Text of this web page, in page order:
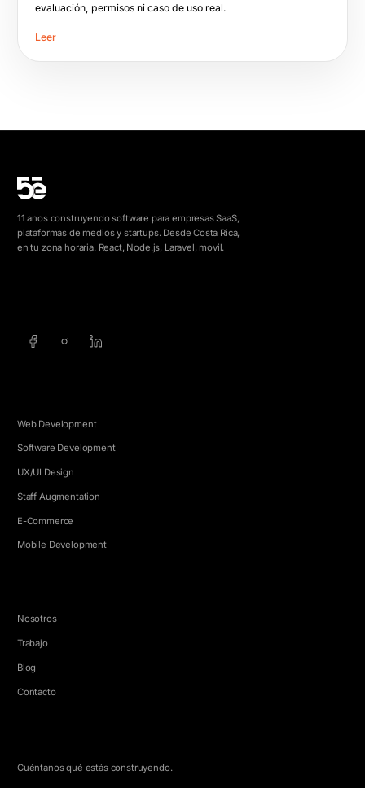
evaluación, permisos ni caso de uso real.
Leer
11 anos construyendo software para empresas SaaS,
plataformas de medios y startups. Desde Costa Rica,
en tu zona horaria. React, Node.js, Laravel, movil.
Web Development
Software Development
UX/UI Design
Staff Augmentation
E-Commerce
Mobile Development
Nosotros
Trabajo
Blog
Contacto
Cuéntanos qué estás construyendo.